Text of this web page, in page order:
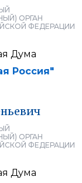
ОРГАН
ФЕДЕРАЦИИ
Дума
Россия"
ОРГАН
ФЕДЕРАЦИИ
Дума